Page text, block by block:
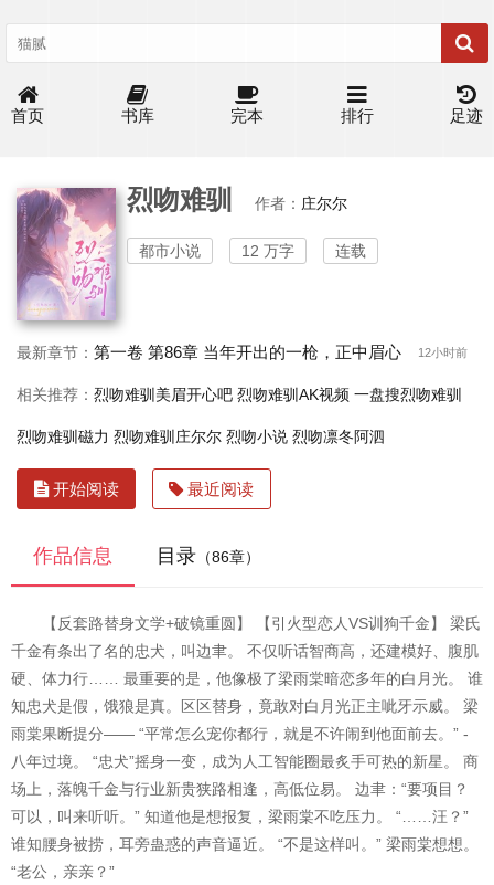
首页 书库 完本 排行 足迹
烈吻难驯 作者： 庄尔尔
都市小说 12 万字 连载
最新章节： 第一卷 第86章 当年开出的一枪，正中眉心 12小时前
相关推荐： 烈吻难驯美眉开心吧 烈吻难驯AK视频 一盘搜烈吻难驯
烈吻难驯磁力 烈吻难驯庄尔尔 烈吻小说 烈吻凛冬阿泗
开始阅读 最近阅读
作品信息 目录 （86章）
【反套路替身文学+破镜重圆】 【引火型恋人VS训狗千金】 梁氏
千金有条出了名的忠犬，叫边聿。 不仅听话智商高，还建模好、腹肌
硬、体力行…… 最重要的是，他像极了梁雨棠暗恋多年的白月光。 谁
知忠犬是假，饿狼是真。区区替身，竟敢对白月光正主呲牙示威。 梁
雨棠果断提分—— “平常怎么宠你都行，就是不许闹到他面前去。” -
八年过境。 “忠犬”摇身一变，成为人工智能圈最炙手可热的新星。 商
场上，落魄千金与行业新贵狭路相逢，高低位易。 边聿：“要项目？
可以，叫来听听。” 知道他是想报复，梁雨棠不吃压力。 “……汪？”
谁知腰身被捞，耳旁蛊惑的声音逼近。 “不是这样叫。” 梁雨棠想想。
“老公，亲亲？”